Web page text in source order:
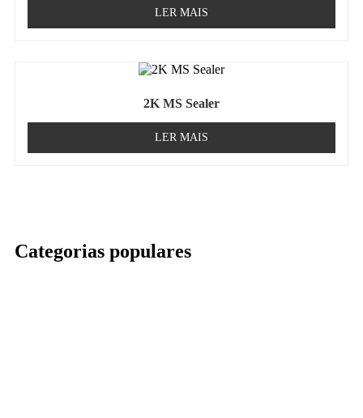
LER MAIS
2K MS Sealer
LER MAIS
Categorias populares